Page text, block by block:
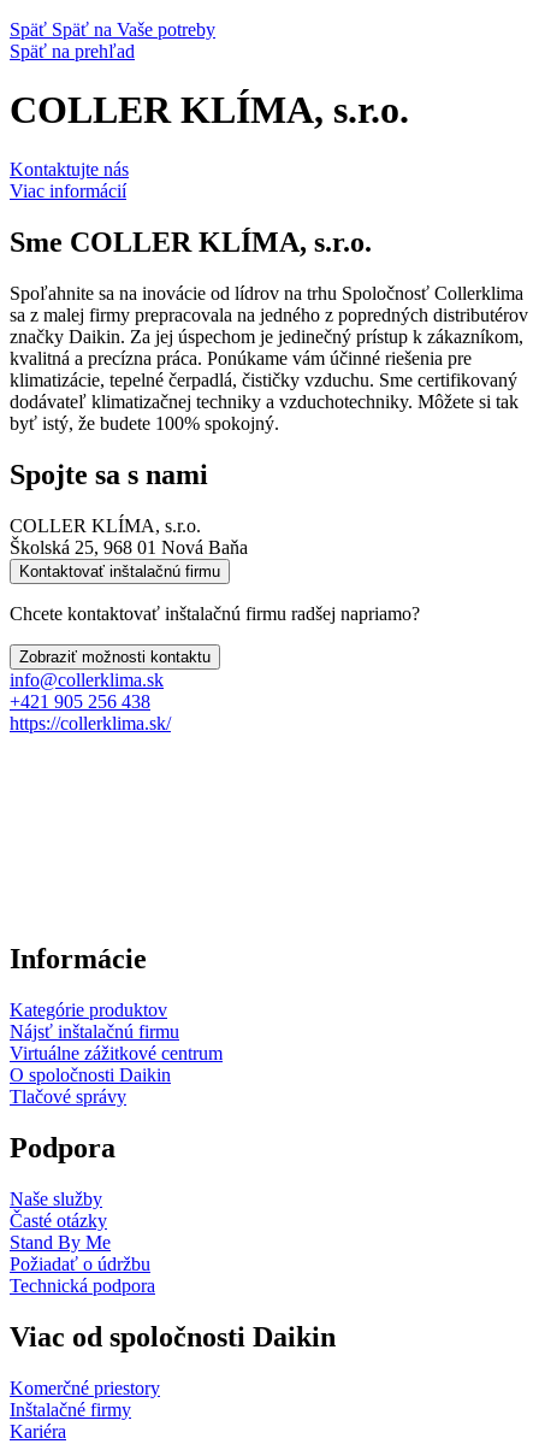
Späť Späť na Vaše potreby
Späť na prehľad
COLLER KLÍMA, s.r.o.
Kontaktujte nás
Viac informácií
Sme COLLER KLÍMA, s.r.o.
Spoľahnite sa na inovácie od lídrov na trhu Spoločnosť Collerklima
sa z malej firmy prepracovala na jedného z popredných distributérov
značky Daikin. Za jej úspechom je jedinečný prístup k zákazníkom,
kvalitná a precízna práca. Ponúkame vám účinné riešenia pre
klimatizácie, tepelné čerpadlá, čističky vzduchu. Sme certifikovaný
dodávateľ klimatizačnej techniky a vzduchotechniky. Môžete si tak
byť istý, že budete 100% spokojný.
Spojte sa s nami
COLLER KLÍMA, s.r.o.
Školská 25, 968 01 Nová Baňa
Kontaktovať inštalačnú firmu
Chcete kontaktovať inštalačnú firmu radšej napriamo?
Zobraziť možnosti kontaktu
info@collerklima.sk
+421 905 256 438
https://collerklima.sk/
Informácie
Kategórie produktov
Nájsť inštalačnú firmu
Virtuálne zážitkové centrum
O spoločnosti Daikin
Tlačové správy
Podpora
Naše služby
Časté otázky
Stand By Me
Požiadať o údržbu
Technická podpora
Viac od spoločnosti Daikin
Komerčné priestory
Inštalačné firmy
Kariéra